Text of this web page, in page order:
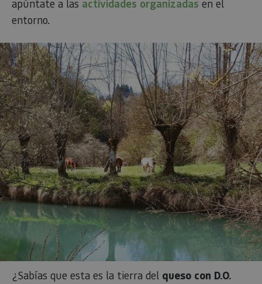
apúntate a las actividades organizadas en el
entorno.
¿Sabías que esta es la tierra del queso con D.O.